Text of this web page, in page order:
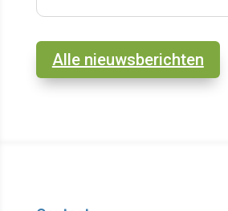
Alle nieuwsberichten